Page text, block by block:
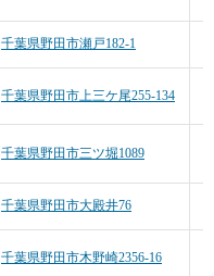
千葉県野田市瀬戸182-1
千葉県野田市上三ケ尾255-134
千葉県野田市三ツ堀1089
千葉県野田市大殿井76
千葉県野田市木野崎2356-16